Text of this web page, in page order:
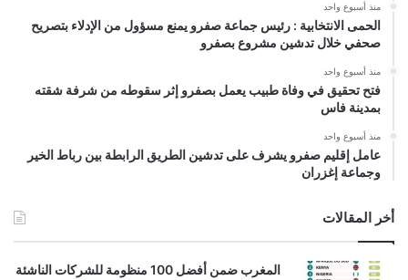
منذ أسبوع واحد
الحمى الانتخابية : رئيس جماعة صفرو يمنع مسؤول من الإدلاء بتصريح
صحفي خلال تدشين مشروع بصفرو
منذ أسبوع واحد
فتح تحقيق في وفاة طبيب يعمل بصفرو إثر سقوطه من شرفة شقته
بمدينة فاس
منذ أسبوع واحد
عامل إقليم صفرو يشرف على تدشين الطريق الرابطة بين رباط الخير
وجماعة إغزران
أخر المقالات
المغرب ضمن أفضل 100 منظومة للشركات الناشئة